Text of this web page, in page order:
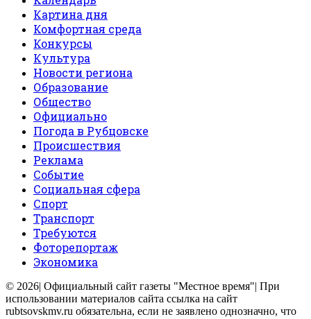
Картина дня
Комфортная среда
Конкурсы
Культура
Новости региона
Образование
Общество
Официально
Погода в Рубцовске
Происшествия
Реклама
Событие
Социальная сфера
Спорт
Транспорт
Требуются
Фоторепортаж
Экономика
© 2026| Официальный сайт газеты "Местное время"| При
использовании материалов сайта ссылка на сайт
rubtsovskmv.ru обязательна, если не заявлено однозначно, что